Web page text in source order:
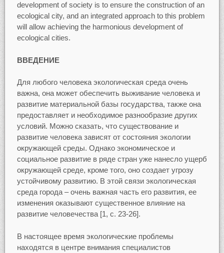
development of society is to ensure the construction of an
ecological city, and an integrated approach to this problem
will allow achieving the harmonious development of
ecological cities.
ВВЕДЕНИЕ
Для любого человека экологическая среда очень
важна, она может обеспечить выживание человека и
развитие материальной базы государства, также она
предоставляет и необходимое разнообразие других
условий. Можно сказать, что существование и
развитие человека зависят от состояния экологии
окружающей среды. Однако экономическое и
социальное развитие в ряде стран уже нанесло ущерб
окружающей среде, кроме того, оно создает угрозу
устойчивому развитию. В этой связи экологическая
среда города – очень важная часть его развития, ее
изменения оказывают существенное влияние на
развитие человечества [1, с. 23-26].
В настоящее время экологические проблемы
находятся в центре внимания специалистов